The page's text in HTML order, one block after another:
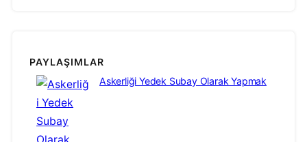
PAYLAŞIMLAR
Askerliği Yedek Subay Olarak Yapmak